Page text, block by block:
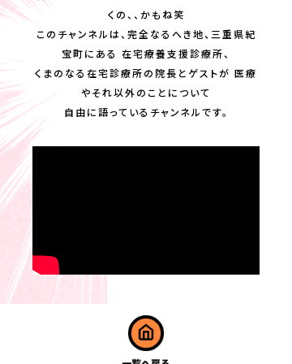
くの、、かもね笑
このチャンネルは、完全なるへき地、三重県紀
宝町にある 在宅療養支援診療所、
くまのなる在宅診療所の院長とゲストが 医療
やそれ以外のことについて
自由に語っているチャンネルです。